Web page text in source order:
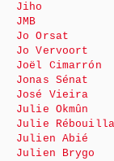
Jiho
JMB
Jo Orsat
Jo Vervoort
Joël Cimarrón
Jonas Sénat
José Vieira
Julie Okmûn
Julie
Julien Abié
Julien Brygo